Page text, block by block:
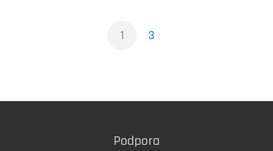
1 3
Podpora